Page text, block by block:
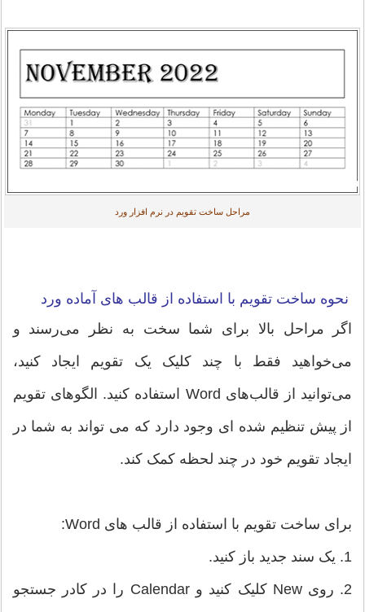
مراحل ساخت تقویم در نرم افزار ورد
نحوه ساخت تقویم با استفاده از قالب های آماده ورد
اگر مراحل بالا برای شما سخت به نظر می‌رسند و
می‌خواهید فقط با چند کلیک یک تقویم ایجاد کنید،
می‌توانید از قالب‌های Word استفاده کنید. الگوهای تقویم
از پیش تنظیم شده ای وجود دارد که می تواند به شما در
ایجاد تقویم خود در چند لحظه کمک کند.
برای ساخت تقویم با استفاده از قالب های Word:
1. یک سند جدید باز کنید.
2. روی New کلیک کنید و Calendar را در کادر جستجو